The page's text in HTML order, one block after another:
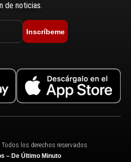
de noticias.
Inscríbeme
los derechos reservados.
– De Último Minuto